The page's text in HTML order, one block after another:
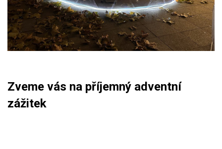
Zveme vás na příjemný adventní
zážitek